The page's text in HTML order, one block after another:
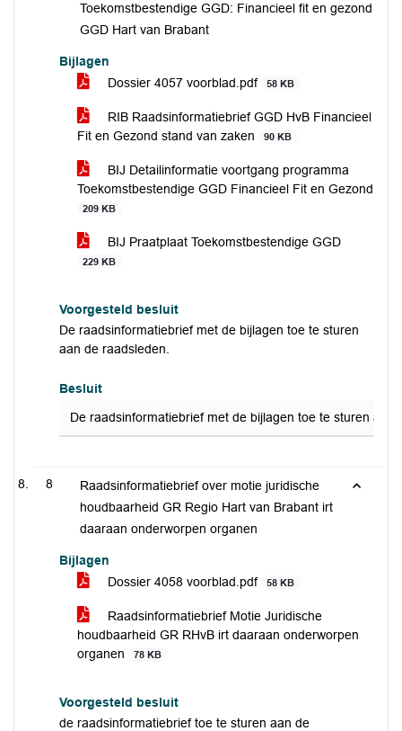
Toekomstbestendige GGD: Financieel fit en gezond
GGD Hart van Brabant
Bijlagen
Dossier 4057 voorblad.pdf
58 KB
RIB Raadsinformatiebrief GGD HvB Financieel
Fit en Gezond stand van zaken
90 KB
BIJ Detailinformatie voortgang programma
Toekomstbestendige GGD Financieel Fit en Gezond
209 KB
BIJ Praatplaat Toekomstbestendige GGD
229 KB
Voorgesteld besluit
De raadsinformatiebrief met de bijlagen toe te sturen
aan de raadsleden.
Besluit
De raadsinformatiebrief met de bijlagen toe te sturen aan
8
Raadsinformatiebrief over motie juridische
houdbaarheid GR Regio Hart van Brabant irt
daaraan onderworpen organen
Bijlagen
Dossier 4058 voorblad.pdf
58 KB
Raadsinformatiebrief Motie Juridische
houdbaarheid GR RHvB irt daaraan onderworpen
organen
78 KB
Voorgesteld besluit
de raadsinformatiebrief toe te sturen aan de